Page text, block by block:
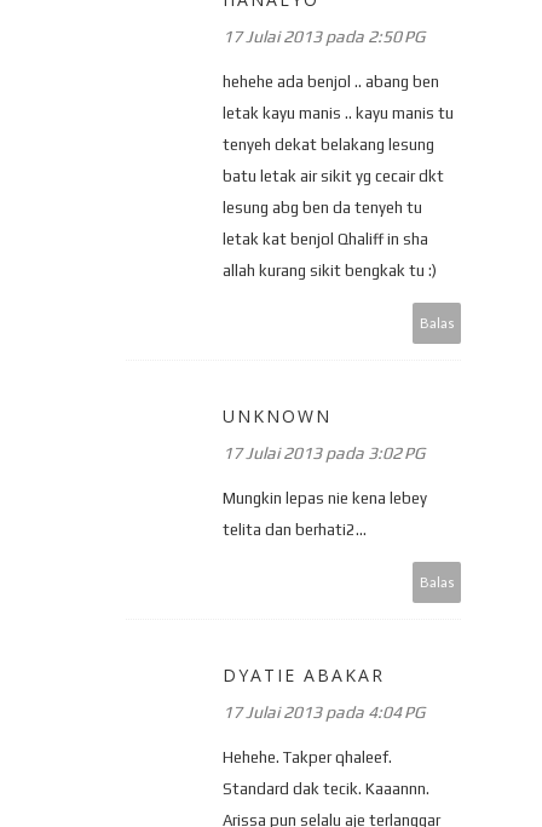
17 Julai 2013 pada 2:50 PG
hehehe ada benjol .. abang ben
letak kayu manis .. kayu manis tu
tenyeh dekat belakang lesung
batu letak air sikit yg cecair dkt
lesung abg ben da tenyeh tu
letak kat benjol Qhaliff in sha
allah kurang sikit bengkak tu :)
Balas
UNKNOWN
17 Julai 2013 pada 3:02 PG
Mungkin lepas nie kena lebey
telita dan berhati2...
Balas
DYATIE ABAKAR
17 Julai 2013 pada 4:04 PG
Hehehe. Takper qhaleef.
Standard dak tecik. Kaaannn.
Arissa pun selalu aje terlanggar